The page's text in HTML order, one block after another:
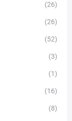
(26)
(26)
(52)
(3)
(1)
(16)
(8)